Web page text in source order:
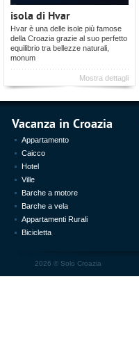
isola di Hvar
Hvar è una delle isole più famose
della Croazia grazie al suo perfetto
equilibrio tra bellezze naturali,
monum
Mostra dettagli
Vacanza in Croazia
Appartamento
Caicco
Hotel
Ville
Barche a motore
Barche a vela
Appartamenti Rurali
Bicicletta
2026 © Solo Croazia